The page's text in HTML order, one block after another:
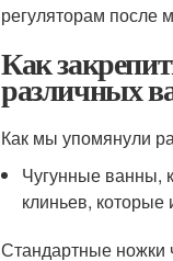
регуляторам после
Как
различных
Как мы упомянули
Чугунные ванны,
клиньев, которые
Стандартные ножки